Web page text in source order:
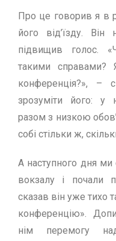
Про це говорив я в
його вiд’їзду. Вiн
пiдвищив голос.
такими
конференцiя?», –
зрозумiти його: у
разом з низкою
собi стiльки ж,
А наступного дня ми
вокзалу i почали
сказав вiн уже тихо
конференцiю».
нiм перемогу